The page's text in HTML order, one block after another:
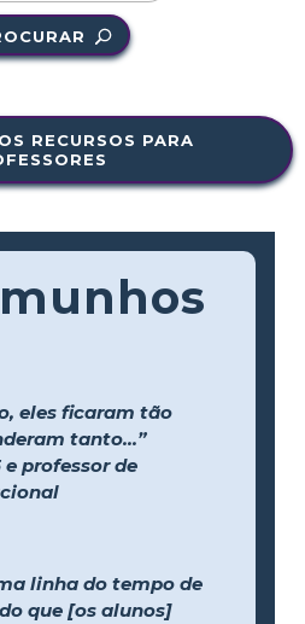
RECURSOS PARA
eles ficaram tão
tanto...”
professor de
linha do tempo de
que [os alunos]